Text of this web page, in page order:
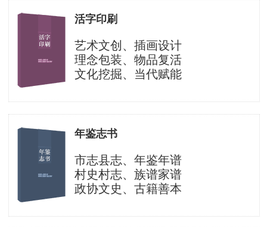
活字印刷
艺术文创、插画设计
理念包装、物品复活
文化挖掘、当代赋能
年鉴志书
市志县志、年鉴年谱
村史村志、族谱家谱
政协文史、古籍善本